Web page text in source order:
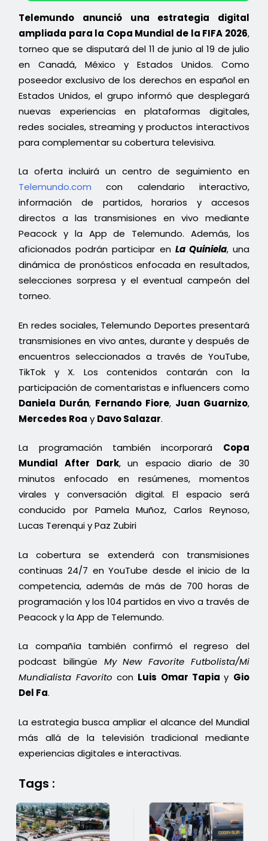
Telemundo anunció una estrategia digital
ampliada para la Copa Mundial de la FIFA 2026,
torneo que se disputará del 11 de junio al 19 de julio
en Canadá, México y Estados Unidos. Como
poseedor exclusivo de los derechos en español en
Estados Unidos, el grupo informó que desplegará
nuevas experiencias en plataformas digitales,
redes sociales, streaming y productos interactivos
para complementar su cobertura televisiva.
La oferta incluirá un centro de seguimiento en
Telemundo.com con calendario interactivo,
información de partidos, horarios y accesos
directos a las transmisiones en vivo mediante
Peacock y la App de Telemundo. Además, los
aficionados podrán participar en La Quiniela, una
dinámica de pronósticos enfocada en resultados,
selecciones sorpresa y el eventual campeón del
torneo.
En redes sociales, Telemundo Deportes presentará
transmisiones en vivo antes, durante y después de
encuentros seleccionados a través de YouTube,
TikTok y X. Los contenidos contarán con la
participación de comentaristas e influencers como
Daniela Durán, Fernando Fiore, Juan Guarnizo,
Mercedes Roa y Davo Salazar.
La programación también incorporará Copa
Mundial After Dark, un espacio diario de 30
minutos enfocado en resúmenes, momentos
virales y conversación digital. El espacio será
conducido por Pamela Muñoz, Carlos Reynoso,
Lucas Terenqui y Paz Zubiri
La cobertura se extenderá con transmisiones
continuas 24/7 en YouTube desde el inicio de la
competencia, además de más de 700 horas de
programación y los 104 partidos en vivo a través de
Peacock y la App de Telemundo.
La compañía también confirmó el regreso del
podcast bilingüe My New Favorite Futbolista/Mi
Mundialista Favorito con Luis Omar Tapiay Gio
Del Fa.
La estrategia busca ampliar el alcance del Mundial
más allá de la televisión tradicional mediante
experiencias digitales e interactivas.
Tags :